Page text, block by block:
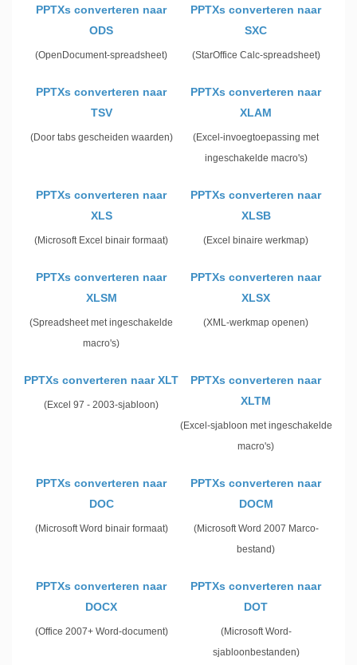
PPTXs converteren naar
ODS
(OpenDocument-spreadsheet)
PPTXs converteren naar
SXC
(StarOffice Calc-spreadsheet)
PPTXs converteren naar
TSV
(Door tabs gescheiden waarden)
PPTXs converteren naar
XLAM
(Excel-invoegtoepassing met
ingeschakelde macro's)
PPTXs converteren naar
XLS
(Microsoft Excel binair formaat)
PPTXs converteren naar
XLSB
(Excel binaire werkmap)
PPTXs converteren naar
XLSM
(Spreadsheet met ingeschakelde
macro's)
PPTXs converteren naar
XLSX
(XML-werkmap openen)
PPTXs converteren naar XLT
(Excel 97 - 2003-sjabloon)
PPTXs converteren naar
XLTM
(Excel-sjabloon met ingeschakelde
macro's)
PPTXs converteren naar
DOC
(Microsoft Word binair formaat)
PPTXs converteren naar
DOCM
(Microsoft Word 2007 Marco-
bestand)
PPTXs converteren naar
DOCX
(Office 2007+ Word-document)
PPTXs converteren naar
DOT
(Microsoft Word-
sjabloonbestanden)